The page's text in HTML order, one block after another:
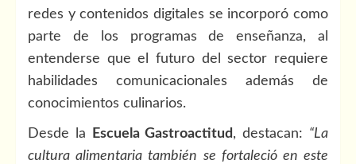
redes y contenidos digitales se incorporó como
parte de los programas de enseñanza, al
entenderse que el futuro del sector requiere
habilidades comunicacionales además de
conocimientos culinarios.
Desde la Escuela Gastroactitud, destacan: “La
cultura alimentaria también se fortaleció en este